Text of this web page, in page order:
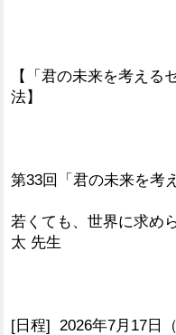
【「君の未来を考える
法】
第33回「君の未来を考
若くても、世界に求め
太 先生
[日程] 2026年7月17日